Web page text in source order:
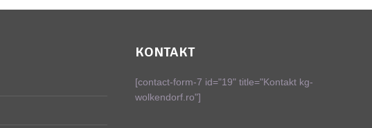
KONTAKT
[contact-form-7 id="19" title="Kontakt kg-
wolkendorf.ro"]